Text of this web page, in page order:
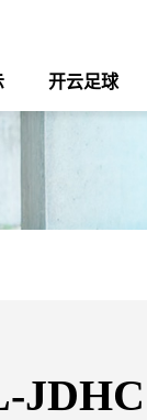
开云足球